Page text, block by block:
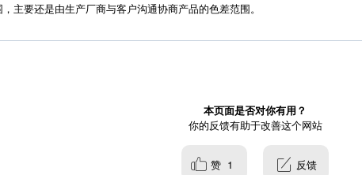
主要还是由生产厂商与客户沟通协商产品的色差范围。
本页面是否对你有用？
你的反馈有助于改善这个网站
赞 1 反馈